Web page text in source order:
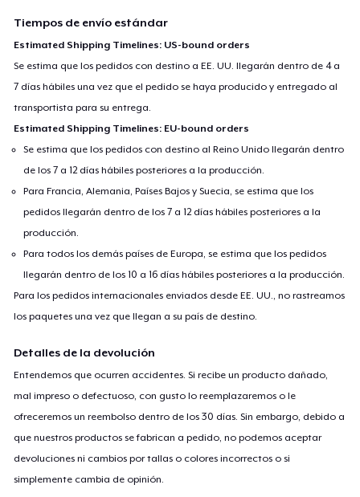
Tiempos de envío estándar
Estimated Shipping Timelines: US-bound orders
Se estima que los pedidos con destino a EE. UU. llegarán dentro de 4 a
7 días hábiles una vez que el pedido se haya producido y entregado al
transportista para su entrega.
Estimated Shipping Timelines: EU-bound orders
Se estima que los pedidos con destino al Reino Unido llegarán dentro
de los 7 a 12 días hábiles posteriores a la producción.
Para Francia, Alemania, Países Bajos y Suecia, se estima que los
pedidos llegarán dentro de los 7 a 12 días hábiles posteriores a la
producción.
Para todos los demás países de Europa, se estima que los pedidos
llegarán dentro de los 10 a 16 días hábiles posteriores a la producción.
Para los pedidos internacionales enviados desde EE. UU., no rastreamos
los paquetes una vez que llegan a su país de destino.
Detalles de la devolución
Entendemos que ocurren accidentes. Si recibe un producto dañado,
mal impreso o defectuoso, con gusto lo reemplazaremos o le
ofreceremos un reembolso dentro de los 30 días. Sin embargo, debido a
que nuestros productos se fabrican a pedido, no podemos aceptar
devoluciones ni cambios por tallas o colores incorrectos o si
simplemente cambia de opinión.